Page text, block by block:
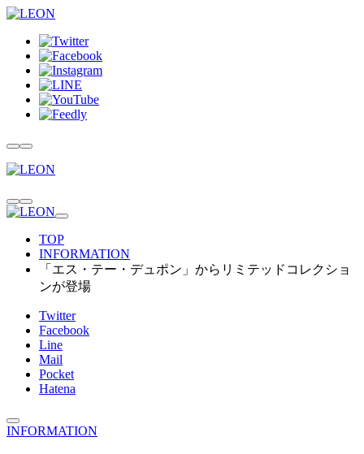
TOP
INFORMATION
「エス・テー・デュポン」からリミテッドコレクショ
ンが登場
Twitter
Facebook
Line
Mail
Pocket
Hatena
INFORMATION